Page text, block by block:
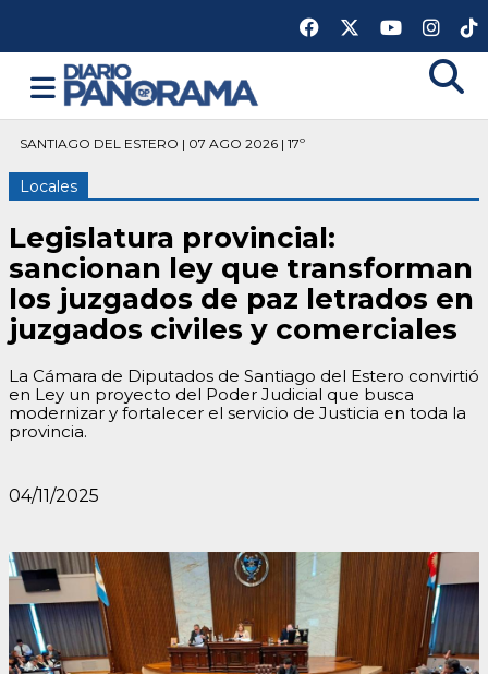
SANTIAGO DEL ESTERO | 07 AGO 2026 | 17º
Locales
Legislatura provincial:
sancionan ley que transforman
los juzgados de paz letrados en
juzgados civiles y comerciales
La Cámara de Diputados de Santiago del Estero convirtió
en Ley un proyecto del Poder Judicial que busca
modernizar y fortalecer el servicio de Justicia en toda la
provincia.
04/11/2025